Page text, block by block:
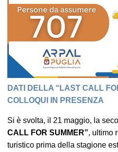
DATI DELLA “LAST CALL
COLLOQUI IN PRESENZA
Si è svolta, il 21 maggio, la
CALL FOR SUMMER”, ultimo
turistico prima della stagione